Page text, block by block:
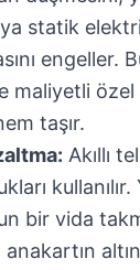
statik
engeller.
maliyetli
taşır.
Akıllı
kullanılır.
bir vida